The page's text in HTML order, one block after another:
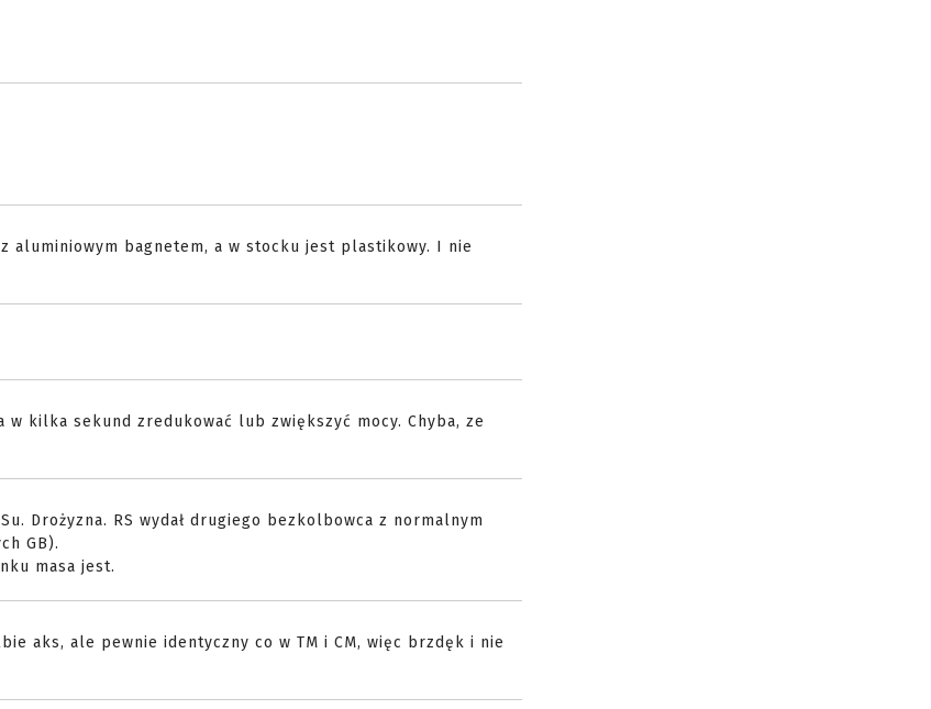
aluminiowym bagnetem, a w stocku jest plastikowy. I nie
kilka sekund zredukować lub zwiększyć mocy. Chyba, ze
Drożyzna. RS wydał drugiego bezkolbowca z normalnym
GB).
masa jest.
aks, ale pewnie identyczny co w TM i CM, więc brzdęk i nie